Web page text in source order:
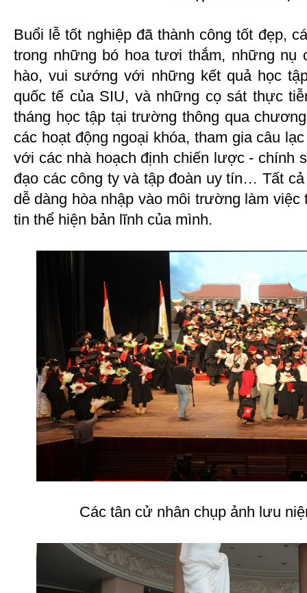
Buổi lễ tốt nghiệp đã thành công tốt đẹp,
trong những bó hoa tươi thắm, những
hào, vui sướng với những kết quả học
quốc tế của SIU, và những cọ sát thực
tháng học tập tại trường thông qua
các hoạt động ngoại khóa, tham gia câu
với các nhà hoạch định chiến lược - chính
đạo các công ty và tập đoàn uy tín… Tất
dễ dàng hòa nhập vào môi trường làm
tin thể hiện bản lĩnh của mình.
Các tân cử nhân chụp ảnh lưu